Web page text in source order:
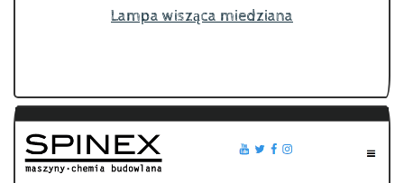
Lampa wisząca miedziana